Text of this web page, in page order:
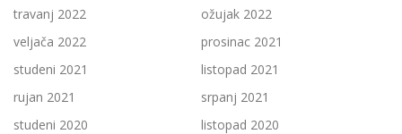
travanj 2022
ožujak 2022
veljača 2022
prosinac 2021
studeni 2021
listopad 2021
rujan 2021
srpanj 2021
studeni 2020
listopad 2020